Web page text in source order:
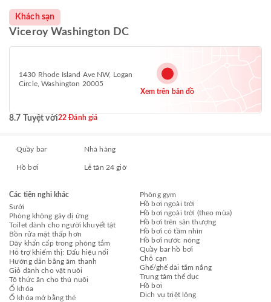
Khách sạn
Viceroy Washington DC
1430 Rhode Island Ave NW, Logan
Circle, Washington 20005
Xem trên bản đồ
8.7 Tuyệt vời22 Đánh giá
Quầy bar Nhà hàng
Hồ bơi Lễ tân 24 giờ
Các tiện nghi khác
Sưởi
Phòng không gây dị ứng
Toilet dành cho người khuyết tật
Bồn rửa mặt thấp hơn
Dây khẩn cấp trong phòng tắm
Hỗ trợ khiếm thị: Dấu hiệu nổi
Hướng dẫn bằng âm thanh
Giỏ dành cho vật nuôi
Tô thức ăn cho thú nuôi
Ổ khóa
Ổ khóa mở bằng thẻ
Phòng gym
Hồ bơi ngoài trời
Hồ bơi ngoài trời (theo mùa)
Hồ bơi trên sân thượng
Hồ bơi có tầm nhìn
Hồ bơi nước nóng
Quầy bar hồ bơi
Chỗ cạn
Ghế/ghế dài tắm nắng
Trung tâm thể dục
Hồ bơi
Dịch vụ triệt lông